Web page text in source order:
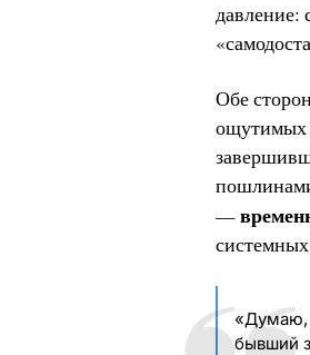
давление:
Обе
ощутимых
—
«Думаю,
бывший